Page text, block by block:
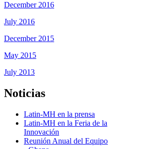
December 2016
July 2016
December 2015
May 2015
July 2013
Noticias
Latin-MH en la prensa
Latin-MH en la Feria de la
Innovación
Reunión Anual del Equipo